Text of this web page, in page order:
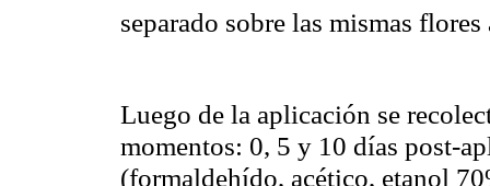
separado sobre las mismas
Luego de la aplicación se
momentos: 0, 5 y 10 días post-
(formaldehído, acético, etanol